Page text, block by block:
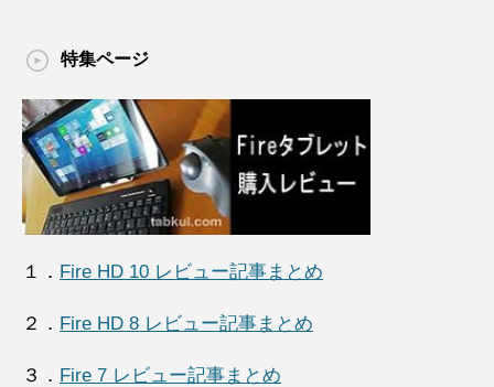
特集ページ
１． Fire HD 10 レビュー記事まとめ
２． Fire HD 8 レビュー記事まとめ
３． Fire 7 レビュー記事まとめ